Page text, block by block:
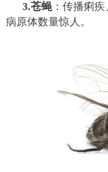
3.苍蝇：传播痢疾
病原体数量惊人。